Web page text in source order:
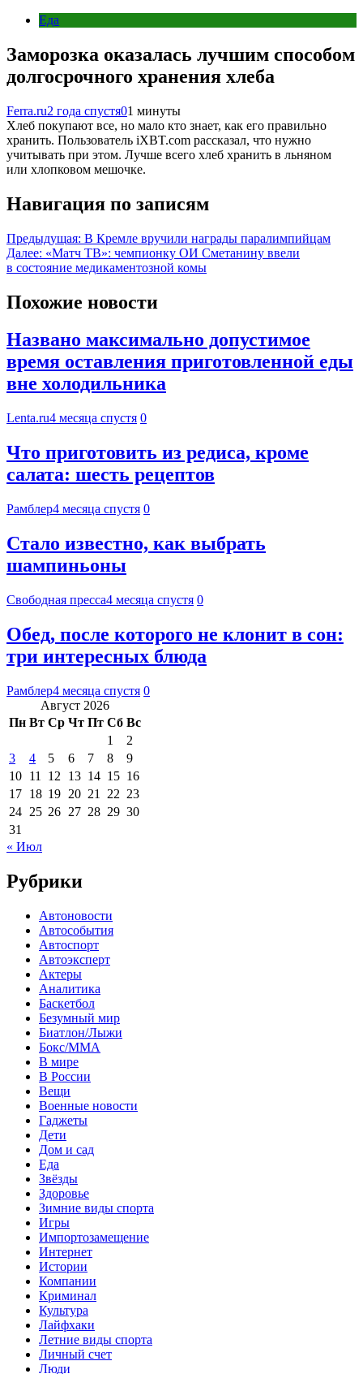
Еда
Заморозка оказалась лучшим способом
долгосрочного хранения хлеба
Ferra.ru2 года спустя01 минуты
Хлеб покупают все, но мало кто знает, как его правильно
хранить. Пользователь iXBT.com рассказал, что нужно
учитывать при этом. Лучше всего хлеб хранить в льняном
или хлопковом мешочке.
Навигация по записям
Предыдущая: В Кремле вручили награды паралимпийцам
Далее: «Матч ТВ»: чемпионку ОИ Сметанину ввели
в состояние медикаментозной комы
Похожие новости
Названо максимально допустимое
время оставления приготовленной еды
вне холодильника
Lenta.ru4 месяца спустя 0
Что приготовить из редиса, кроме
салата: шесть рецептов
Рамблер4 месяца спустя 0
Стало известно, как выбрать
шампиньоны
Свободная пресса4 месяца спустя 0
Обед, после которого не клонит в сон:
три интересных блюда
Рамблер4 месяца спустя 0
Август 2026
Пн Вт Ср Чт Пт Сб Вс
1
2
3
4 5 6 7 8
9
10 11 12 13 14 15 16
17 18 19 20 21 22 23
24 25 26 27 28 29 30
31
« Июл
Рубрики
Автоновости
Автособытия
Автоспорт
Автоэксперт
Актеры
Аналитика
Баскетбол
Безумный мир
Биатлон/Лыжи
Бокс/MMA
В мире
В России
Вещи
Военные новости
Гаджеты
Дети
Дом и сад
Еда
Звёзды
Здоровье
Зимние виды спорта
Игры
Импортозамещение
Интернет
Истории
Компании
Криминал
Культура
Лайфхаки
Летние виды спорта
Личный счет
Люди